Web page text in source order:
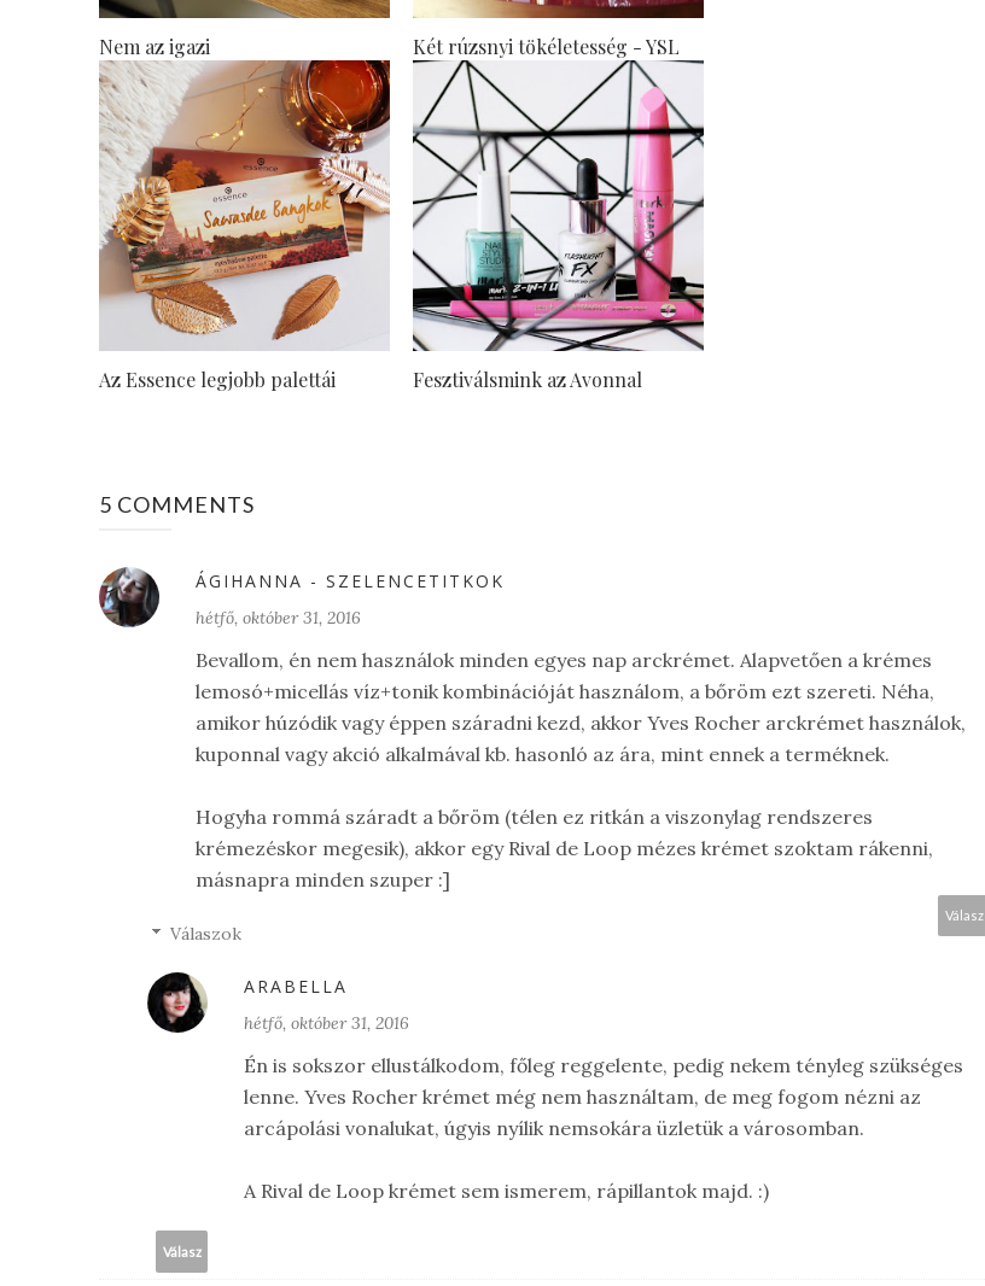
Nem az igazi Két rúzsnyi tökéletesség - YSL
Az Essence legjobb palettái Fesztiválsmink az Avonnal
5 COMMENTS
ÁGIHANNA - SZELENCETITKOK
hétfő, október 31, 2016
Bevallom, én nem használok minden egyes nap arckrémet. Alapvetően a krémes
lemosó+micellás víz+tonik kombinációját használom, a bőröm ezt szereti. Néha,
amikor húzódik vagy éppen száradni kezd, akkor Yves Rocher arckrémet használok,
kuponnal vagy akció alkalmával kb. hasonló az ára, mint ennek a terméknek.
Hogyha rommá száradt a bőröm (télen ez ritkán a viszonylag rendszeres
krémezéskor megesik), akkor egy Rival de Loop mézes krémet szoktam rákenni,
másnapra minden szuper :]
Válasz
Válaszok
ARABELLA
hétfő, október 31, 2016
Én is sokszor ellustálkodom, főleg reggelente, pedig nekem tényleg szükséges
lenne. Yves Rocher krémet még nem használtam, de meg fogom nézni az
arcápolási vonalukat, úgyis nyílik nemsokára üzletük a városomban.
A Rival de Loop krémet sem ismerem, rápillantok majd. :)
Válasz